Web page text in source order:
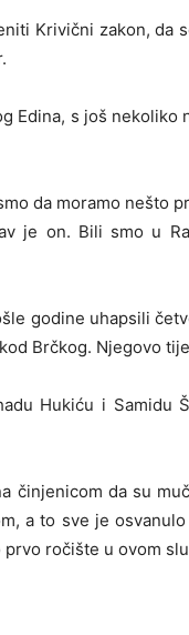
Krivični zakon, da
Edina, s još
da moramo nešto
je on. Bili smo u
godine uhapsili
Brčkog. Njegovo
Hukiću i Samidu
činjenicom da su
a to sve je
ročište u ovom